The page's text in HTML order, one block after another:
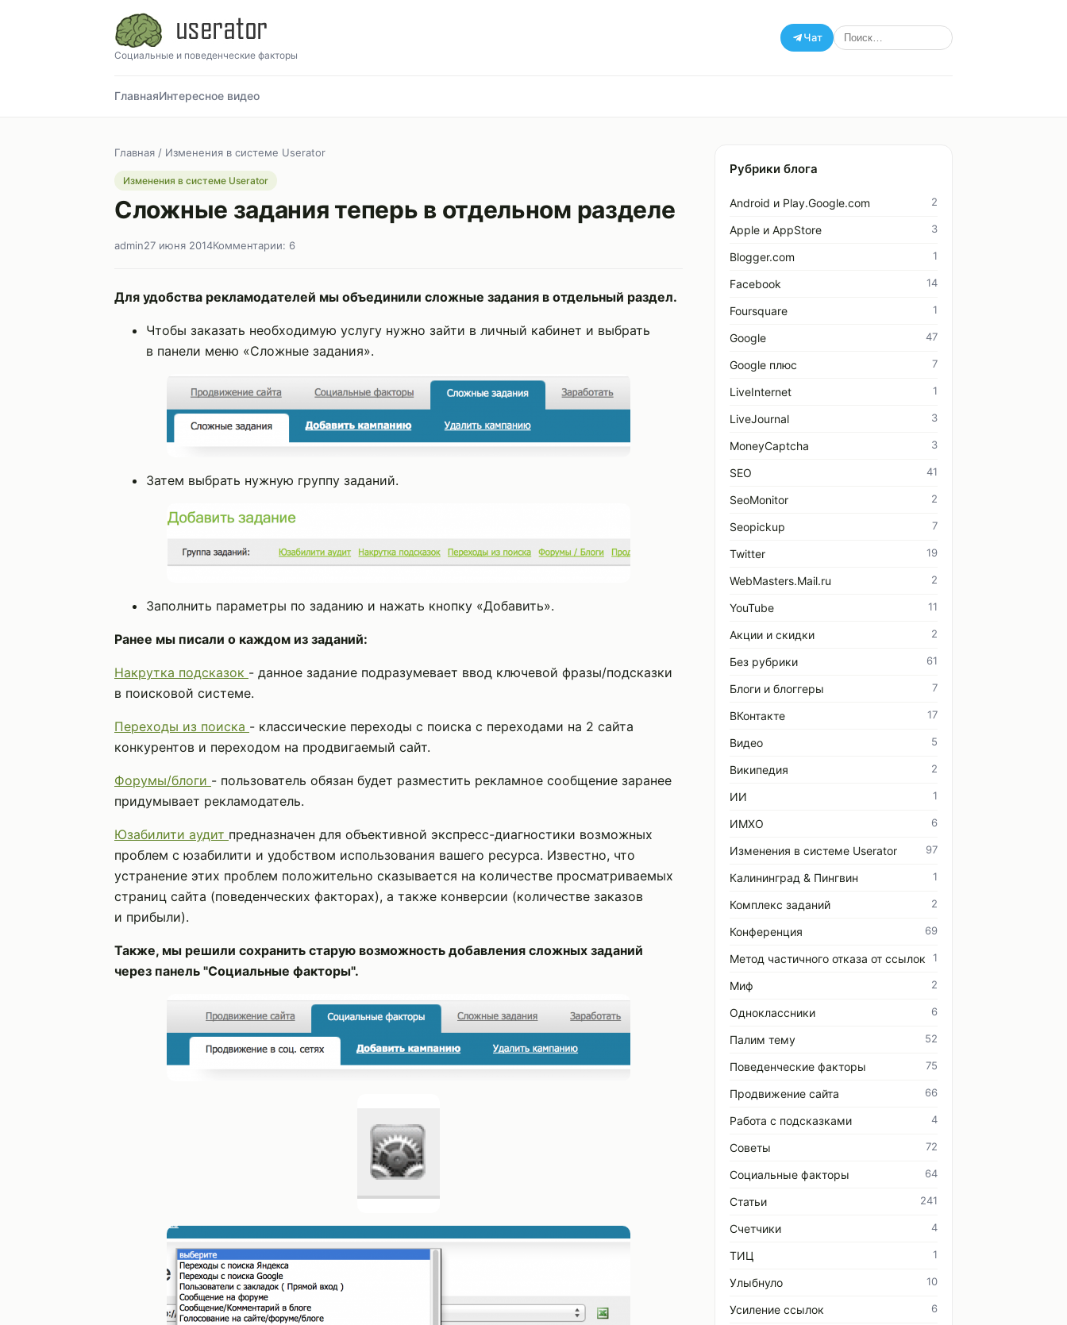
Социальные и поведенческие факторы
Чат
ГлавнаяИнтересное видео
Главная / Изменения в системе Userator
Изменения в системе Userator
Сложные задания теперь в отдельном разделе
admin27 июня 2014Комментарии: 6
Для удобства рекламодателей мы объединили сложные задания в отдельный раздел.
Чтобы заказать необходимую услугу нужно зайти в личный кабинет и выбрать
в панели меню «Сложные задания».
Затем выбрать нужную группу заданий.
Заполнить параметры по заданию и нажать кнопку «Добавить».
Ранее мы писали о каждом из заданий:
Накрутка подсказок - данное задание подразумевает ввод ключевой фразы/подсказки
в поисковой системе.
Переходы из поиска - классические переходы с поиска с переходами на 2 сайта
конкурентов и переходом на продвигаемый сайт.
Форумы/блоги - пользователь обязан будет разместить рекламное сообщение заранее
придумывает рекламодатель.
Юзабилити аудит предназначен для объективной экспресс-диагностики возможных
проблем с юзабилити и удобством использования вашего ресурса. Известно, что
устранение этих проблем положительно сказывается на количестве просматриваемых
страниц сайта (поведенческих факторах), а также конверсии (количестве заказов
и прибыли).
Также, мы решили сохранить старую возможность добавления сложных заданий
через панель "Социальные факторы".
Рубрики блога
Android и Play.Google.com 2
Apple и AppStore 3
Blogger.com 1
Facebook 14
Foursquare 1
Google 47
Google плюс 7
LiveInternet 1
LiveJournal 3
MoneyCaptcha 3
SEO 41
SeoMonitor 2
Seopickup 7
Twitter 19
WebMasters.Mail.ru 2
YouTube 11
Акции и скидки 2
Без рубрики 61
Блоги и блоггеры 7
ВКонтакте 17
Видео 5
Википедия 2
ИИ 1
ИМХО 6
Изменения в системе Userator 97
Калининград & Пингвин 1
Комплекс заданий 2
Конференция 69
Метод частичного отказа от ссылок 1
Миф 2
Одноклассники 6
Палим тему 52
Поведенческие факторы 75
Продвижение сайта 66
Работа с подсказками 4
Советы 72
Социальные факторы 64
Статьи 241
Счетчики 4
ТИЦ 1
Улыбнуло 10
Усиление ссылок 6